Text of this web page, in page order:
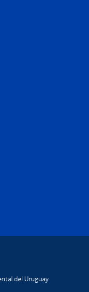
del Uruguay